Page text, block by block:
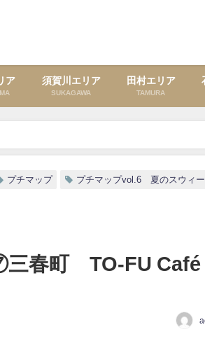
ア 須賀川エリア
SUKAGAWA
田村エリア
TAMURA
プチマップ プチマップvol.6 夏のスウィ
FU Café